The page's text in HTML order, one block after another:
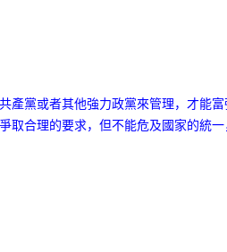
產黨或者其他強力政黨來管理，才能
取合理的要求，但不能危及國家的統